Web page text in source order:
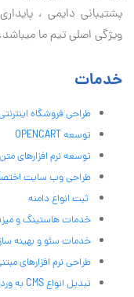
پشتیبانی دايمی ،
ویژگی اصلی تیم ما میباشد.
خدمات
طراحی فروشگاه
توسعه OPENCART
توسعه نرم افزارهای متن
طراحی وب سایت
ثبت انواع دامنه
خدمات هاستینگ و
خدمات سئو و بهینه
طراحی نرم افزارهای
تبدیل انواع CMS به وردپرس